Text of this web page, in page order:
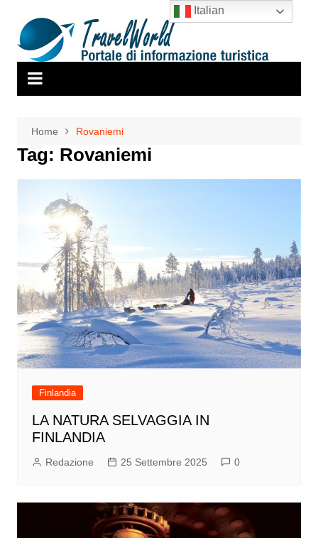
contenuto
Home Rovaniemi
Tag: Rovaniemi
Finlandia
LA NATURA SELVAGGIA IN
FINLANDIA
Redazione 25 Settembre 2025 0
Italian